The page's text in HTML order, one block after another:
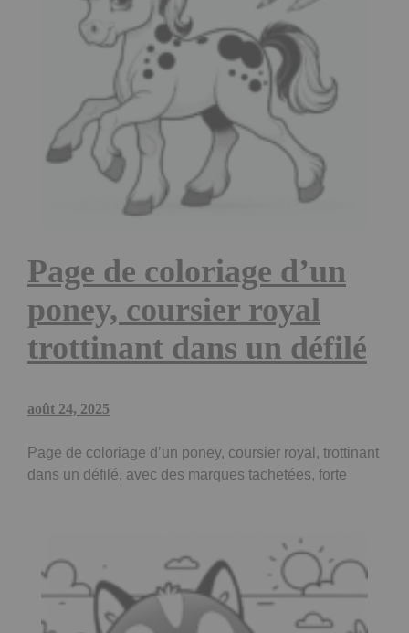
Page de coloriage d’un
poney, coursier royal
trottinant dans un défilé
août 24, 2025
Page de coloriage d’un poney, coursier royal, trottinant
dans un défilé, avec des marques tachetées, forte